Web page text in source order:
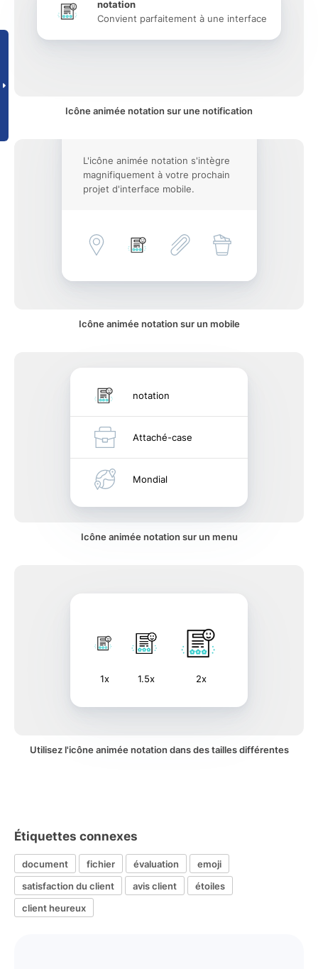
notation
Convient parfaitement à une interface
Icône animée notation sur une notification
L'icône animée notation s'intègre
magnifiquement à votre prochain
projet d'interface mobile.
Icône animée notation sur un mobile
notation
Attaché-case
Mondial
Icône animée notation sur un menu
1x 1.5x 2x
Utilisez l'icône animée notation dans des tailles différentes
Étiquettes connexes
document fichier évaluation
emoji
satisfaction du client
avis client
étoiles
client heureux